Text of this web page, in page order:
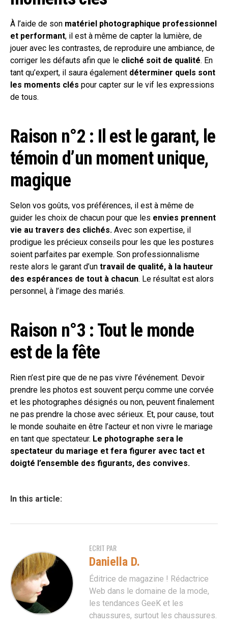
À l’aide de son matériel photographique professionnel
et performant, il est à même de capter la lumière, de
jouer avec les contrastes, de reproduire une ambiance, de
corriger les défauts afin que le cliché soit de qualité. En
tant qu’expert, il saura également déterminer quels sont
les moments clés pour capter sur le vif les expressions
de tous.
Raison n°2 : Il est le garant, le
témoin d’un moment unique,
magique
Selon vos goûts, vos préférences, il est à même de
guider les choix de chacun pour que les envies prennent
vie au travers des clichés. Avec son expertise, il
prodigue les précieux conseils pour les que les postures
soient parfaites par exemple. Son professionnalisme
reste alors le garant d’un travail de qualité, à la hauteur
des espérances de tout à chacun. Le résultat est alors
personnel, à l’image des mariés.
Raison n°3 : Tout le monde
est de la fête
Rien n’est pire que de ne pas vivre l’événement. Devoir
prendre les photos est souvent perçu comme une corvée
et les photographes désignés ou non, peuvent finalement
ne pas prendre la chose avec sérieux. Et, pour cause, tout
le monde souhaite en être l’acteur et non vivre le mariage
en tant que spectateur. Le photographe sera le
spectateur du mariage et fera figurer avec tact et
doigté l’ensemble des figurants, des convives.
In this article:
ECRIT PAR
Daniella D.
Éditrice de magazine ! Rédactrice
Web dans le domaine de la mode,
les tendances GeeK et les
chaussures, surtout les chaussures.